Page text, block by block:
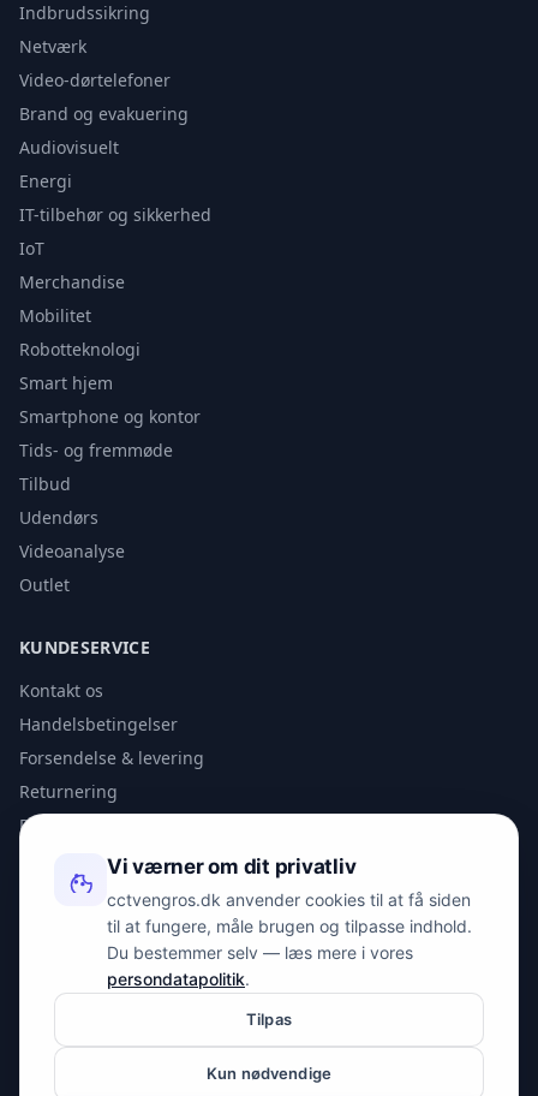
Indbrudssikring
Netværk
Video-dørtelefoner
Brand og evakuering
Audiovisuelt
Energi
IT-tilbehør og sikkerhed
IoT
Merchandise
Mobilitet
Robotteknologi
Smart hjem
Smartphone og kontor
Tids- og fremmøde
Tilbud
Udendørs
Videoanalyse
Outlet
KUNDESERVICE
Kontakt os
Handelsbetingelser
Forsendelse & levering
Returnering
Privatlivspolitik
KONTAKT
info@spyman.dk
Peter Bangs Vej 153, 2000 Frederiksberg
Vi værner om dit privatliv
cctvengros.dk anvender cookies til at få siden
til at fungere, måle brugen og tilpasse indhold.
Du bestemmer selv — læs mere i vores
persondatapolitik.
Tilpas
Kun nødvendige